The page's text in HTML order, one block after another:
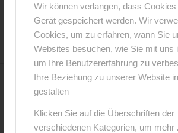
Wir können verlangen, dass Cookies
Gerät gespeichert werden. Wir
Cookies, um zu erfahren, wann Sie
Websites besuchen, wie Sie mit uns
um Ihre Benutzererfahrung zu
Ihre Beziehung zu unserer Website
gestalten
Klicken Sie auf die Überschriften der
verschiedenen Kategorien, um mehr
0 Kommentare
KOMMENTARE